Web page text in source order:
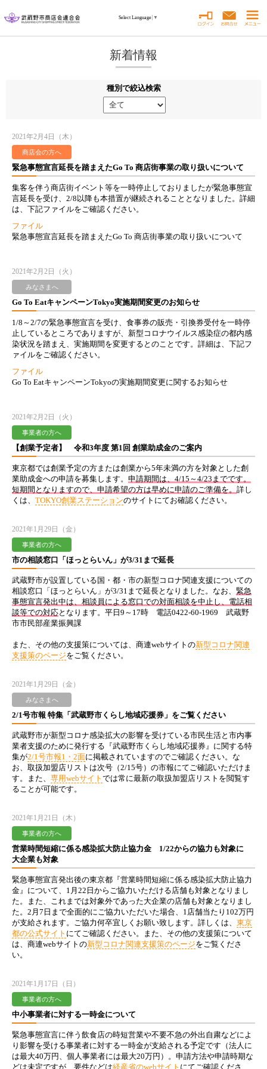
Select Language ▼
新着情報
種別で絞込検索
2021年2月4日（木）
商店会の方へ
緊急事態宣言延長を踏まえたGo To 商店街事業の取り扱いについて
集客を伴う商店街イベント等を一時停止しておりましたが緊急事態宣
言延長を受け、2/8以降も本措置が継続されることとなりました。詳細
は、下記ファイルをご確認ください。
ファイル
緊急事態宣言延長を踏まえたGo To 商店街事業の取り扱いについて
2021年2月2日（火）
みなさまへ
Go To EatキャンペーンTokyo実施期間変更のお知らせ
1/8～2/7の緊急事態宣言を受け、食事券の販売・引換券受付を一時停
止しているところでありますが、新型コロナウイルス感染症の都内感
染状況を踏まえ、実施期間を変更するとのことです。詳細は、下記フ
ァイルをご確認ください。
ファイル
Go To EatキャンペーンTokyoの実施期間変更に関するお知らせ
2021年2月2日（火）
事業者の方へ
【創業予定者】 令和3年度 第1回 創業助成金のご案内
東京都では創業予定の方または創業から5年未満の方を対象とした創
業助成金への申請を募集します。 申請期間は、4/15～4/23までです。
短期間となりますので、申請希望の方は早めに申請のご準備を。 詳し
くは、 TOKYO創業ステーションのサイトにてお確認ください。
2021年1月29日（金）
事業者の方へ
市の相談窓口「ほっとらいん」が3/31まで延長
武蔵野市が設置している国・都・市の新型コロナ関連支援についての
相談窓口「ほっとらいん」が3/31まで延長となりました。なお、 緊急
事態宣言発出中は、相談員による窓口での対面相談を中止し、電話相
談等での対応となります。平日9～17時 電話0422-60-1969 武蔵野
市市民部産業振興課
また、その他の支援策については、商連webサイトの新型コロナ関連
支援策のページをご覧ください。
2021年1月29日（金）
みなさまへ
2/1号市報 特集「武蔵野市くらし地域応援券」をご覧ください
武蔵野市が新型コロナ感染拡大の影響を受けている市民生活と市内事
業者支援のために発行する『武蔵野市くらし地域応援券』に関する特
集が2/1号市報1・2面に掲載されていますのでご確認ください。な
お、取扱加盟店リストは次号（2/15号）の市報にてご確認いただけま
す。また、 専用webサイト では常に最新の取扱加盟店リストを閲覧す
ることが可能です。
2021年1月21日（木）
事業者の方へ
営業時間短縮に係る感染拡大防止協力金 1/22からの協力も対象に
大企業も対象
緊急事態宣言発出後の東京都『営業時間短縮に係る感染拡大防止協力
金』について、1月22日からご協力いただける店舗も対象となりまし
た。また、これまでは対象外であった大企業の店舗も対象となりまし
た。2月7日まで全面的にご協力いただいた場合、1店舗当たり102万円
が支給されます。ご協力何卒宜しくお願い致します。詳しくは、 東京
都の公式サイト にてご確認ください。また、その他の支援策について
は、商連webサイトの新型コロナ関連支援策のページをご覧くださ
い。
2021年1月17日（日）
事業者の方へ
中小事業者に対する一時金について
緊急事態宣言に伴う飲食店の時短営業や不要不急の外出自粛などによ
り影響を受ける事業者に対する一時金が支給される予定です（法人に
は最大40万円、個人事業者には最大20万円）。申請方法や申請時期な
どは未定ですが、要件などは経産省のwebサイト にてご確認くださ